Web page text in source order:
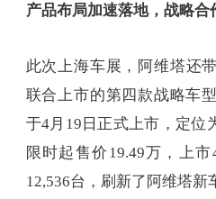
产品布局加速落地，战略合
此次上海车展，阿维塔还
联合上市的第四款战略车
于4月19日正式上市，定位
限时起售价19.49万，上
12,536台，刷新了阿维塔新